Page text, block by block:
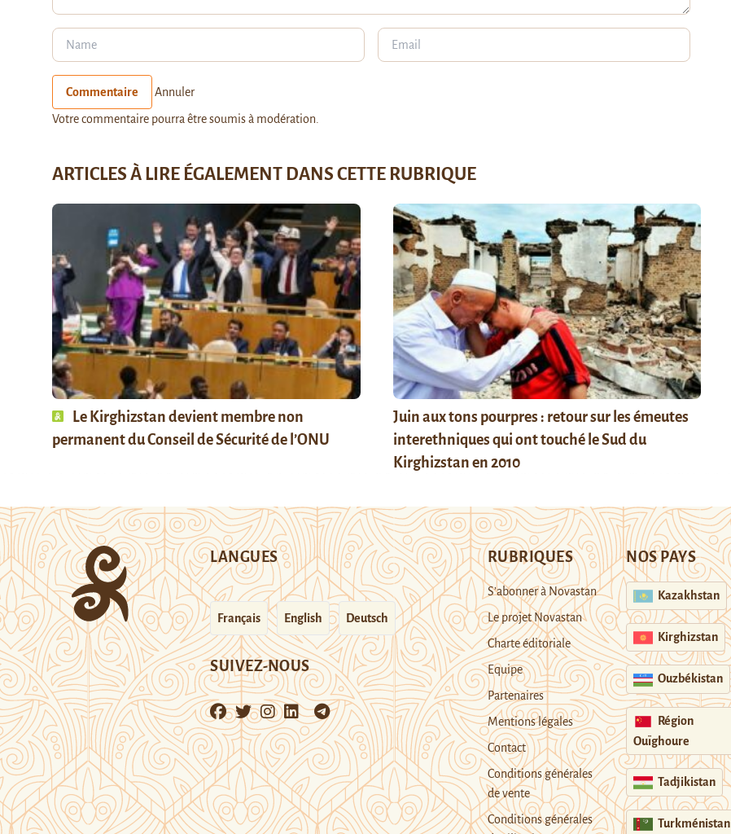
Commentaire Annuler
Votre commentaire pourra être soumis à modération.
ARTICLES À LIRE ÉGALEMENT DANS CETTE RUBRIQUE
Le Kirghizstan devient membre non
permanent du Conseil de Sécurité de l’ONU
Juin aux tons pourpres : retour sur les émeutes
interethniques qui ont touché le Sud du
Kirghizstan en 2010
LANGUES
Français English Deutsch
SUIVEZ-NOUS
RUBRIQUES
S’abonner à Novastan
Le projet Novastan
Charte éditoriale
Equipe
Partenaires
Mentions légales
Contact
Conditions générales
de vente
Conditions générales
NOS PAYS
Kazakhstan
Kirghizstan
Ouzbékistan
Région
Ouïghoure
Tadjikistan
Turkménistan